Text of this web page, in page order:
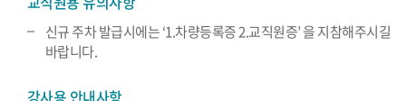
신규 주차 발급시에는 ‘1.차량등록증 2.교직원증’ 을 지참해주시길
바랍니다.
강사용 안내사항